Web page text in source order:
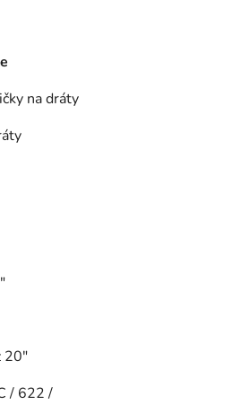
na dráty
20"
/ 622 /